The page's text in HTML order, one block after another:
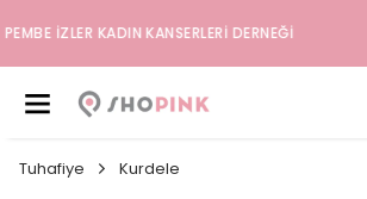
İYILIK, SAĞLIK VE MUTLULUK
Tuhafiye Kurdele